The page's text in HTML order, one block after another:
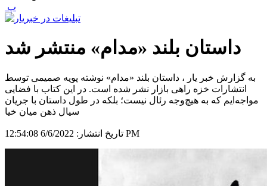
‍ پ
داستان بلند «مدام» منتشر شد
به گزارش خبر یار ، داستان بلند «مدام» نوشته پویه صمیمی توسط
انتشارات خزه راهی بازار نشر شده است. در این کتاب با فضایی
مواجه‌ایم که به هیچ‌وجه رئال نیست؛ بلکه در طول داستان با جریان
سیال ذهن میان خیا
تاریخ انتشار: 6/6/2022 12:54:08 PM